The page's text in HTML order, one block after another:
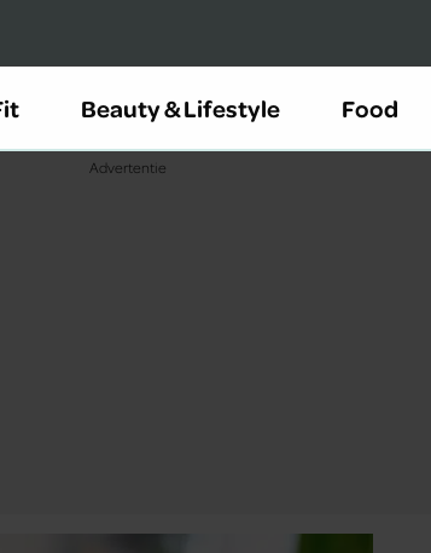
Beauty & Lifestyle Food